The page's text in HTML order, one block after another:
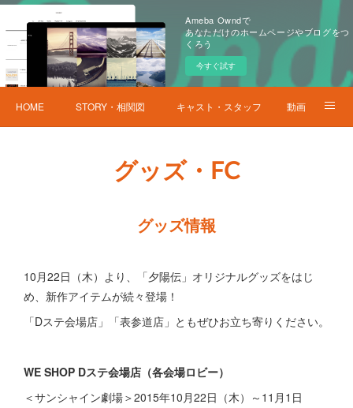
Ameba Owndで
あなただけのホームページやブログをつ
くろう
今すぐ試す
HOME STORY・相関図 キャスト・スタッフ 動画
お問合せ/SNSグッズ・FC
グッズ情報
10月22日（木）より、「夕陽伝」オリジナルグッズをはじ
め、新作アイテムが続々登場！
「Dステ会場店」「表参道店」ともぜひお立ち寄りください。
WE SHOP Dステ会場店（各会場ロビー）
＜サンシャイン劇場＞2015年10月22日（木）～11月1日